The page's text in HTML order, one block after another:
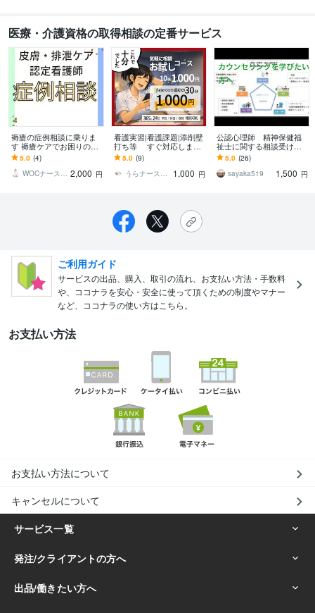
医療・介護資格の取得相談の定番サービス
褥瘡の症例相談に乗りま
す 褥瘡ケアでお困りの方
の相談に応じます
5.0 (4)
WOCナース・はな 2,000 円
看護実習|看護課題|添削壁
打ち等 すぐ対応します
予算を抑えたい｜時間が
ない｜添削・加筆・修
正 すぐ連絡を！
5.0 (9)
うらナース＠看護過程の達人
1,000 円
公認心理師 精神保健福
祉士に関する相談受けま
す どんな仕事？どうやっ
て目指す？勉強方法は？
どんなことでも。
5.0 (26)
sayaka519
1,500 円
ご利用ガイド
サービスの出品、購入、取引の流れ、お支払い方法・手数料
や、ココナラを安心・安全に使って頂くための制度やマナー
など、ココナラの使い方はこちら。
お支払い方法
お支払い方法について
キャンセルについて